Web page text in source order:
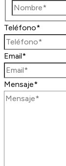
Teléfono*
Email*
Mensaje*